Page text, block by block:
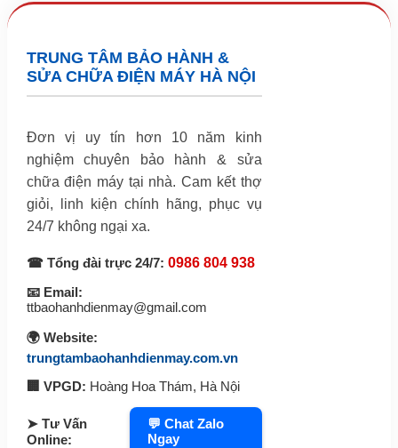
TRUNG TÂM BẢO HÀNH &
SỬA CHỮA ĐIỆN MÁY HÀ NỘI
Đơn vị uy tín hơn 10 năm kinh
nghiệm chuyên bảo hành & sửa
chữa điện máy tại nhà. Cam kết thợ
giỏi, linh kiện chính hãng, phục vụ
24/7 không ngại xa.
☎ Tổng đài trực 24/7: 0986 804 938
📧 Email:
ttbaohanhdienmay@gmail.com
🌍 Website:
trungtambaohanhdienmay.com.vn
🏢 VPGD: Hoàng Hoa Thám, Hà Nội
➤ Tư Vấn
Online:
💬 Chat Zalo
Ngay